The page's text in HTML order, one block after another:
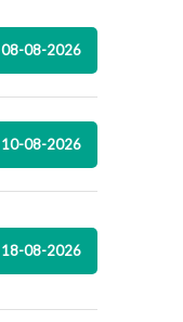
08-08-2026
10-08-2026
18-08-2026